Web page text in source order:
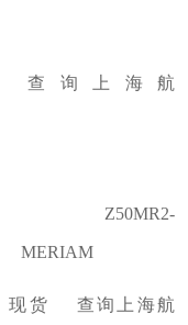
询上海航
欧 Z50MR2-
查询上海航